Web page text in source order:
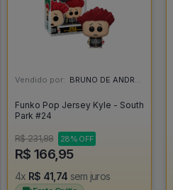
Vendido por: BRUNO DE ANDRADE CLEMENTE - SC
Funko Pop Jersey Kyle - South
Park #24
R$ 231,88 28% OFF
R$ 166,95
4x R$ 41,74 sem juros